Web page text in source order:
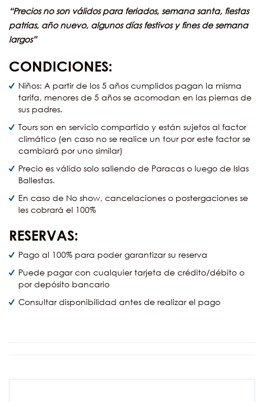
“Precios no son válidos para feriados, semana santa, fiestas
patrias, año nuevo, algunos días festivos y fines de semana
largos”
CONDICIONES:
Niños: A partir de los 5 años cumplidos pagan la misma
tarifa, menores de 5 años se acomodan en las piernas de
sus padres.
Tours son en servicio compartido y están sujetos al factor
climático (en caso no se realice un tour por este factor se
cambiará por uno similar)
Precio es válido solo saliendo de Paracas o luego de Islas
Ballestas.
En caso de No show, cancelaciones o postergaciones se
les cobrará el 100%
RESERVAS:
Pago al 100% para poder garantizar su reserva
Puede pagar con cualquier tarjeta de crédito/débito o
por depósito bancario
Consultar disponibilidad antes de realizar el pago